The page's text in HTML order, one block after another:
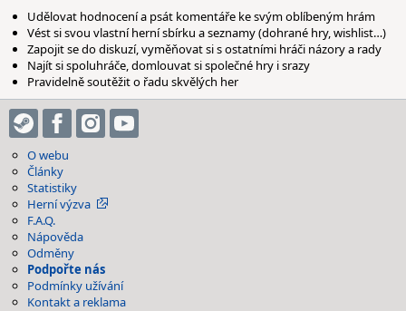
Udělovat hodnocení a psát komentáře ke svým oblíbeným hrám
Vést si svou vlastní herní sbírku a seznamy (dohrané hry, wishlist…)
Zapojit se do diskuzí, vyměňovat si s ostatními hráči názory a rady
Najít si spoluhráče, domlouvat si společné hry i srazy
Pravidelně soutěžit o řadu skvělých her
O webu
Články
Statistiky
Herní výzva
F.A.Q.
Nápověda
Odměny
Podpořte nás
Podmínky užívání
Kontakt a reklama